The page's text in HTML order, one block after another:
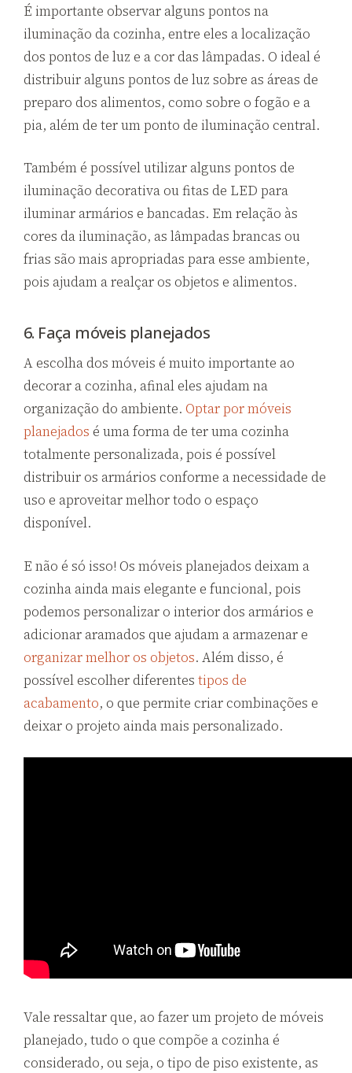
É importante observar alguns pontos na
iluminação da cozinha, entre eles a localização
dos pontos de luz e a cor das lâmpadas. O ideal é
distribuir alguns pontos de luz sobre as áreas de
preparo dos alimentos, como sobre o fogão e a
pia, além de ter um ponto de iluminação central.
Também é possível utilizar alguns pontos de
iluminação decorativa ou fitas de LED para
iluminar armários e bancadas. Em relação às
cores da iluminação, as lâmpadas brancas ou
frias são mais apropriadas para esse ambiente,
pois ajudam a realçar os objetos e alimentos.
6. Faça móveis planejados
A escolha dos móveis é muito importante ao
decorar a cozinha, afinal eles ajudam na
organização do ambiente. Optar por móveis
planejados é uma forma de ter uma cozinha
totalmente personalizada, pois é possível
distribuir os armários conforme a necessidade de
uso e aproveitar melhor todo o espaço
disponível.
E não é só isso! Os móveis planejados deixam a
cozinha ainda mais elegante e funcional, pois
podemos personalizar o interior dos armários e
adicionar aramados que ajudam a armazenar e
organizar melhor os objetos. Além disso, é
possível escolher diferentes tipos de
acabamento, o que permite criar combinações e
deixar o projeto ainda mais personalizado.
Vale ressaltar que, ao fazer um projeto de móveis
planejado, tudo o que compõe a cozinha é
considerado, ou seja, o tipo de piso existente, as